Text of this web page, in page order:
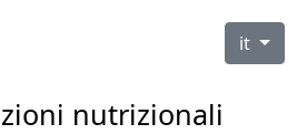
it
nutrizionali